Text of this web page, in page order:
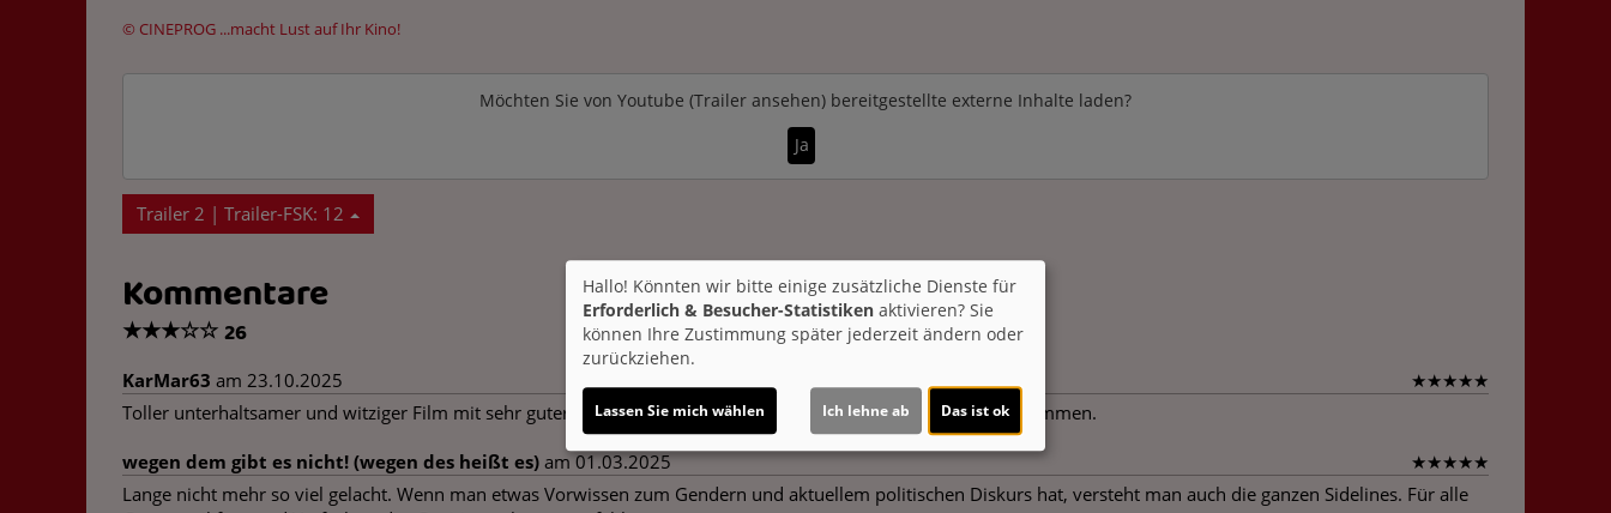
© CINEPROG ...macht Lust auf Ihr Kino!
Möchten Sie von Youtube (Trailer ansehen) bereitgestellte externe Inhalte laden?
Ja
Trailer 2 | Trailer-FSK: 12
Kommentare
★★★☆☆26
KarMar63 am 23.10.2025 ★★★★★
Toller unterhaltsamer und witziger Film mit sehr guter deutscher Besetzung! Ich bin voll auf meine Kosten gekommen.
wegen dem gibt es nicht! (wegen des heißt es) am 01.03.2025 ★★★★★
Lange nicht mehr so viel gelacht. Wenn man etwas Vorwissen zum Gendern und aktuellem politischen Diskurs hat, versteht man auch die ganzen Sidelines. Für alle
Hallo! Könnten wir bitte einige zusätzliche Dienste für
Erforderlich & Besucher-Statistiken aktivieren? Sie
können Ihre Zustimmung später jederzeit ändern oder
zurückziehen.
Lassen Sie mich wählen Ich lehne ab Das ist ok